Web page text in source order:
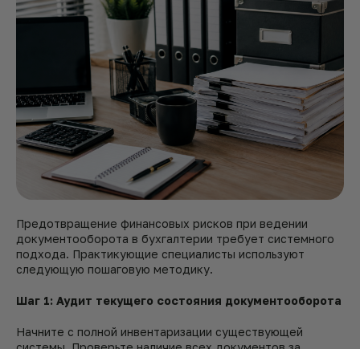
Предотвращение финансовых рисков при ведении
документооборота в бухгалтерии требует системного
подхода. Практикующие специалисты используют
следующую пошаговую методику.
Шаг 1: Аудит текущего состояния документооборота
Начните с полной инвентаризации существующей